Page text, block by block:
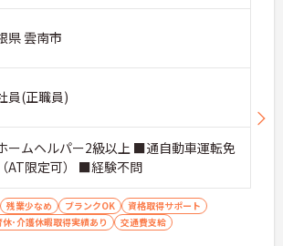
県 雲南市
員(正職員)
ームヘルパー2級以上 ■通自動車運転免
AT限定可） ■経験不問
残業少なめ ブランクOK
資格取得サポート
･介護休暇取得実績あり 交通費支給